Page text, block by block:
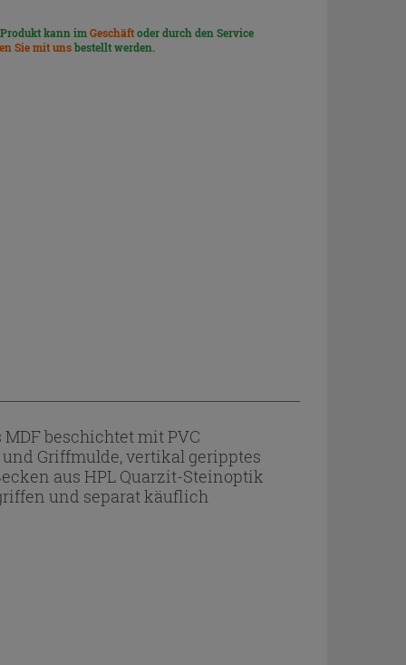
Produkt kann imGeschäftoder durch den Service
Sie mit unsbestellt werden.
beschichtet mit PVC
und Griffmulde, vertikal geripptes
aus HPL Quarzit-Steinoptik
und separat käuflich